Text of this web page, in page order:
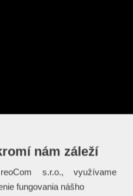
nám záleží
s.r.o., využívame
fungovania nášho